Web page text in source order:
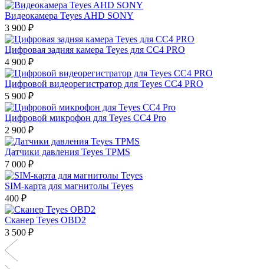
Видеокамера Teyes AHD SONY
3 900 ₽
Цифровая задняя камера Teyes для CC4 PRO
4 900 ₽
Цифровой видеорегистратор для Teyes CC4 PRO
5 900 ₽
Цифровой микрофон для Teyes СС4 Pro
2 900 ₽
Датчики давления Teyes TPMS
7 000 ₽
SIM-карта для магнитолы Teyes
400 ₽
Сканер Teyes OBD2
3 500 ₽